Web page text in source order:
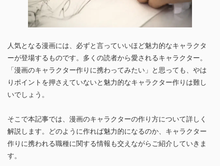
人気となる漫画には、必ずと言っていいほど魅力的なキャラクタ
ーが登場するものです。多くの読者から愛されるキャラクター。
「漫画のキャラクター作りに携わってみたい」と思っても、やは
りポイントを押さえていないと魅力的なキャラクター作りは難し
いでしょう。
そこで本記事では、漫画のキャラクターの作り方について詳しく
解説します。どのように作れば魅力的になるのか、キャラクター
作りに携われる職種に関する情報も交えながらご紹介していきま
す。